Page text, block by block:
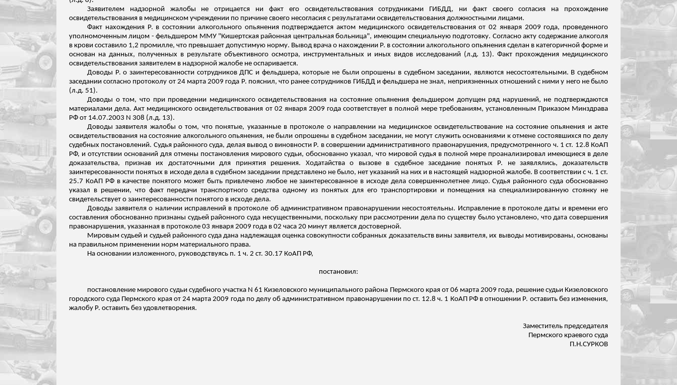
Заявителем надзорной жалобы не отрицается ни факт его освидетельствования сотрудниками ГИБДД, ни факт своего согласия на прохождение
освидетельствования в медицинском учреждении по причине своего несогласия с результатами освидетельствования должностными лицами.
Факт нахождения Р. в состоянии алкогольного опьянения подтверждается актом медицинского освидетельствования от 02 января 2009 года, проведенного
уполномоченным лицом - фельдшером ММУ "Кишертская районная центральная больница", имеющим специальную подготовку. Согласно акту содержание алкоголя
в крови составило 1,2 промилле, что превышает допустимую норму. Вывод врача о нахождении Р. в состоянии алкогольного опьянения сделан в категоричной форме и
основан на данных, полученных в результате объективного осмотра, инструментальных и иных видов исследований (л.д. 13). Факт прохождения медицинского
освидетельствования заявителем в надзорной жалобе не оспаривается.
Доводы Р. о заинтересованности сотрудников ДПС и фельдшера, которые не были опрошены в судебном заседании, являются несостоятельными. В судебном
заседании согласно протоколу от 24 марта 2009 года Р. пояснил, что ранее сотрудников ГИБДД и фельдшера не знал, неприязненных отношений с ними у него не было
(л.д. 51).
Доводы о том, что при проведении медицинского освидетельствования на состояние опьянения фельдшером допущен ряд нарушений, не подтверждаются
материалами дела. Акт медицинского освидетельствования от 02 января 2009 года соответствует в полной мере требованиям, установленным Приказом Минздрава
РФ от 14.07.2003 N 308 (л.д. 13).
Доводы заявителя жалобы о том, что понятые, указанные в протоколе о направлении на медицинское освидетельствование на состояние опьянения и акте
освидетельствования на состояние алкогольного опьянения, не были опрошены в судебном заседании, не могут служить основаниями к отмене состоявшихся по делу
судебных постановлений. Судья районного суда, делая вывод о виновности Р. в совершении административного правонарушения, предусмотренного ч. 1 ст. 12.8 КоАП
РФ, и отсутствии оснований для отмены постановления мирового судьи, обоснованно указал, что мировой судья в полной мере проанализировал имеющиеся в деле
доказательства, признав их достаточными для принятия решения. Ходатайства о вызове в судебное заседание понятых Р. незаявлялись, доказательств
заинтересованности понятых в исходе дела в судебном заседании представлено не было, нет указаний на них и в настоящей надзорной жалобе. В соответствии с ч. 1 ст.
25.7 КоАП РФ в качестве понятого может быть привлечено любое не заинтересованное в исходе дела совершеннолетнее лицо. Судья районного суда обоснованно
указал в решении, что факт передачи транспортного средства одному из понятых для его транспортировки и помещения на специализированную стоянку не
свидетельствует о заинтересованности понятого в исходе дела.
Доводы заявителя о наличии исправлений в протоколе об административном правонарушении несостоятельны. Исправление в протоколе даты и времени его
составления обоснованно признаны судьей районного суда несущественными, поскольку при рассмотрении дела по существу было установлено, что дата совершения
правонарушения, указанная в протоколе 03 января 2009 года в 02 часа 20 минут является достоверной.
Мировым судьей и судьей районного суда дана надлежащая оценка совокупности собранных доказательств вины заявителя, их выводы мотивированы, основаны
на правильном применении норм материального права.
На основании изложенного, руководствуясь п. 1 ч. 2 ст. 30.17 КоАП РФ,
постановил:
постановление мирового судьи судебного участка N 61 Кизеловского муниципального района Пермского края от 06 марта 2009 года, решение судьи Кизеловского
городского суда Пермского края от 24 марта 2009 года по делу об административном правонарушении по ст. 12.8 ч. 1 КоАП РФ в отношении Р. оставить без изменения,
жалобу Р. оставить без удовлетворения.
Заместитель председателя
Пермского краевого суда
П.Н.СУРКОВ